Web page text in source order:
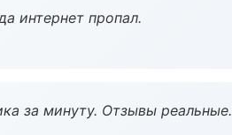
интернет пропал.
за минуту. Отзывы реальные.